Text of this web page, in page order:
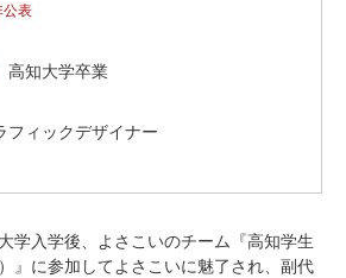
表
高知大学卒業
フィックデザイナー
学入学後、よさこいのチーム『高知学生
』に参加してよさこいに魅了され、副代